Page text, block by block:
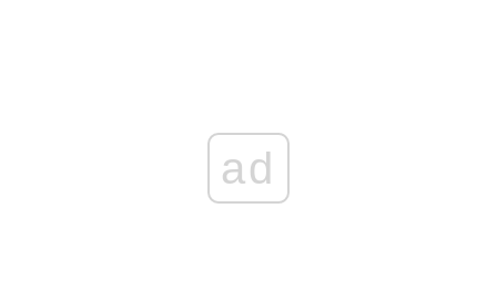
ad